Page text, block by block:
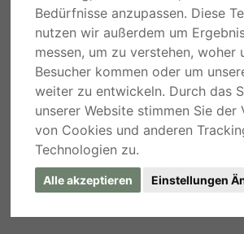
Bedürfnisse anzupassen. Diese
nutzen wir außerdem um
messen, um zu verstehen, woher
Besucher kommen oder um
weiter zu entwickeln. Durch das
unserer Website stimmen Sie der
von Cookies und anderen
Technologien zu.
Alle akzeptieren Einstellungen